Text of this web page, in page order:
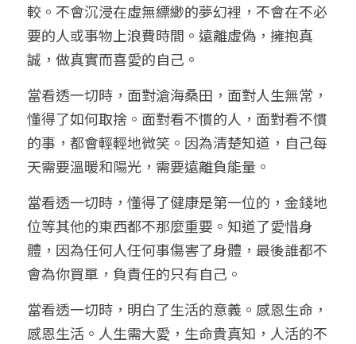
團隊訓練營
五行八字線上班
較。不會沉浸在虛無縹緲的夢幻裡，不會在不必
要的人或事物上浪費時間。遠離虛偽，擁抱真
誠，做真實而喜愛的自己。
當看透一切時，面對滄海桑田，面對人生無常，
懂得了如何取捨。面對看不慣的人，面對看不慣
的事，都會輕輕地微笑。因為清楚知道，自己每
天需要溫暖和陽光，需要遠離負能量。
當看透一切時，懂得了健康是第一位的，金錢地
位等其他的東西都不那麼重要。知道了愛惜身
體，因為任何人任何事傷害了身體，最後誰都不
會為你買單，負責任的只有自己。
當看透一切時，明白了生活的意義。感恩生命，
感恩生活。人生需大愛，生命貴真知，人活的不